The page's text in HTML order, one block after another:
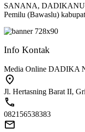
SANANA,
Pemilu (Bawaslu)
Info Kontak
Media Online DADIKA
Jl. Hertasning Barat II,
082156538383